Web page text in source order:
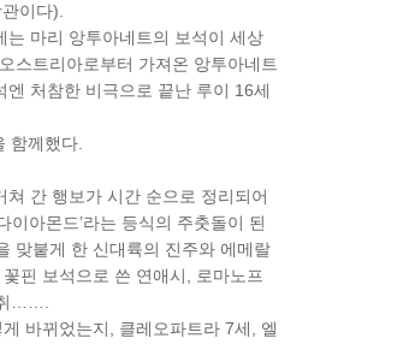
이다).
마리 앙투아네트의 보석이 세상
스트리아로부터 가져온 앙투아네트
처참한 비극으로 끝난 루이 16세
함께했다.
간 행보가 시간 순으로 정리되어
아몬드’라는 등식의 주춧돌이 된
맞붙게 한 신대륙의 진주와 에메랄
핀 보석으로 쓴 연애시, 로마노프
…….
바뀌었는지, 클레오파트라 7세, 엘